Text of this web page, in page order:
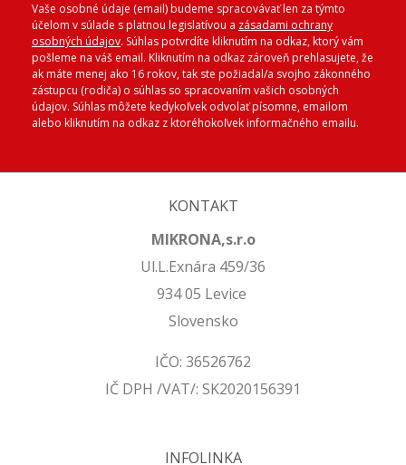
Vaše osobné údaje (email) budeme spracovávať len za týmto
účelom v súlade s platnou legislatívou a zásadami ochrany
osobných údajov. Súhlas potvrdíte kliknutím na odkaz, ktorý vám
pošleme na váš email. Kliknutím na odkaz zároveň prehlasujete, že
ak máte menej ako 16 rokov, tak ste požiadal/a svojho zákonného
zástupcu (rodiča) o súhlas so spracovaním vašich osobných
údajov. Súhlas môžete kedykoľvek odvolať písomne, emailom
alebo kliknutím na odkaz z ktoréhokoľvek informačného emailu.
KONTAKT
MIKRONA,s.r.o
Ul.L.Exnára 459/36
934 05 Levice
Slovensko
IČO: 36526762
IČ DPH /VAT/: SK2020156391
INFOLINKA